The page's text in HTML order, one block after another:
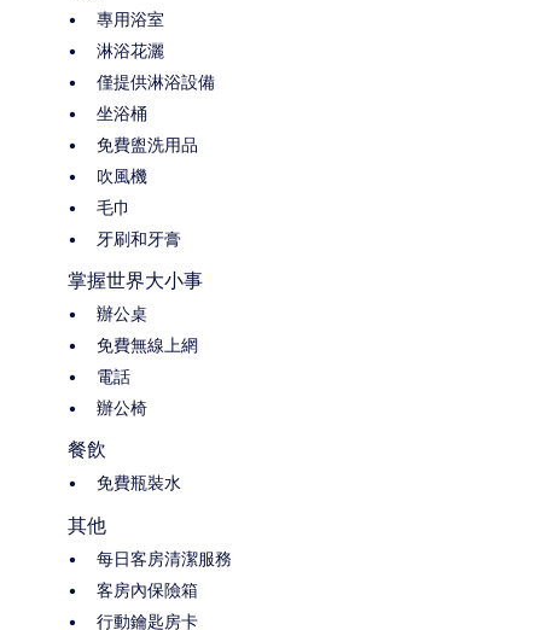
專用浴室
淋浴花灑
僅提供淋浴設備
坐浴桶
免費盥洗用品
吹風機
毛巾
牙刷和牙膏
掌握世界大小事
辦公桌
免費無線上網
電話
辦公椅
餐飲
免費瓶裝水
其他
每日客房清潔服務
客房內保險箱
行動鑰匙房卡